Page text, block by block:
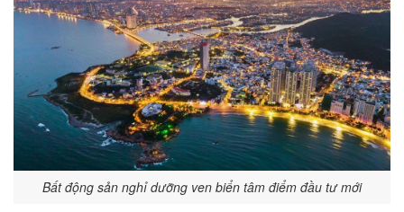
Bất động sản nghỉ dưỡng ven biển tâm điểm đầu tư mới